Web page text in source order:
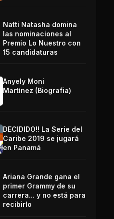
Natti Natasha domina
las nominaciones al
Premio Lo Nuestro con
15 candidaturas
Anyely Moni
Martínez (Biografia)
DECIDIDO!! La Serie del
Caribe 2019 se jugará
en Panamá
Ariana Grande gana el
primer Grammy de su
carrera... y no está para
recibirlo